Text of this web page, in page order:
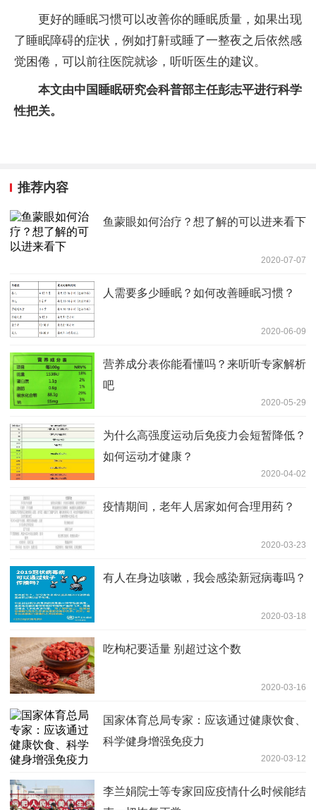
更好的睡眠习惯可以改善你的睡眠质量，如果出现
了睡眠障碍的症状，例如打鼾或睡了一整夜之后依然感
觉困倦，可以前往医院就诊，听听医生的建议。
本文由中国睡眠研究会科普部主任彭志平进行科学
性把关。
推荐内容
鱼蒙眼如何治疗？想了解的可以进来看下
2020-07-07
人需要多少睡眠？如何改善睡眠习惯？
2020-06-09
营养成分表你能看懂吗？来听听专家解析
吧
2020-05-29
为什么高强度运动后免疫力会短暂降低？
如何运动才健康？
2020-04-02
疫情期间，老年人居家如何合理用药？
2020-03-23
有人在身边咳嗽，我会感染新冠病毒吗？
2020-03-18
吃枸杞要适量 别超过这个数
2020-03-16
国家体育总局专家：应该通过健康饮食、
科学健身增强免疫力
2020-03-12
李兰娟院士等专家回应疫情什么时候能结